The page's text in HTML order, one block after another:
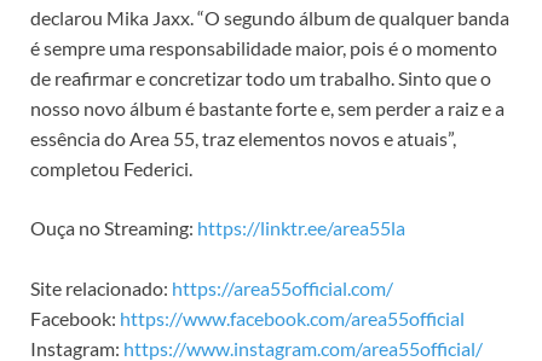
declarou Mika Jaxx. “O segundo álbum de qualquer banda
é sempre uma responsabilidade maior, pois é o momento
de reafirmar e concretizar todo um trabalho. Sinto que o
nosso novo álbum é bastante forte e, sem perder a raiz e a
essência do Area 55, traz elementos novos e atuais”,
completou Federici.
Ouça no Streaming: https://linktr.ee/area55la
Site relacionado: https://area55official.com/
Facebook: https://www.facebook.com/area55official
Instagram: https://www.instagram.com/area55official/